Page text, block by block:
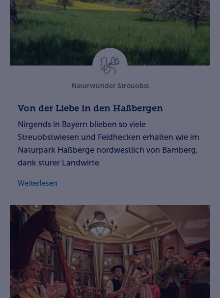
Naturwunder Streuobst
Von der Liebe in den Haßbergen
Nirgends in Bayern blieben so viele
Streuobstwiesen und Feldhecken erhalten wie im
Naturpark Haßberge nordwestlich von Bamberg,
dank sturer Landwirte
Weiterlesen